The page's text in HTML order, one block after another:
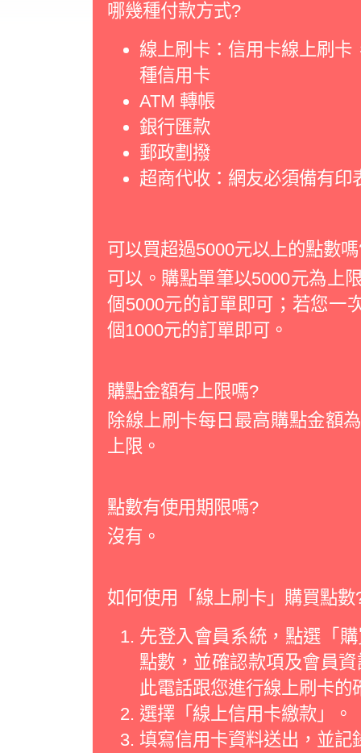
哪幾種付款方式?
線上刷卡：信用卡線上刷卡
種信用卡
ATM 轉帳
銀行匯款
郵政劃撥
超商代收：網友必須備有印
可以買超過5000元以上的點數
可以。購點單筆以5000元為上
個5000元的訂單即可；若您一
個1000元的訂單即可。
購點金額有上限嗎?
除線上刷卡每日最高購點金額
上限。
點數有使用期限嗎?
沒有。
如何使用「線上刷卡」購買點數
先登入會員系統，點選「
點數，並確認款項及會員
此電話跟您進行線上刷卡的
選擇「線上信用卡繳款」。
填寫信用卡資料送出，並記